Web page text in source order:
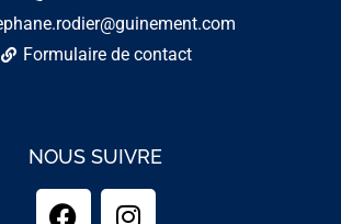
Formulaire de contact
NOUS SUIVRE